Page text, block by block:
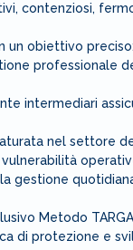
contenziosi,
un obiettivo
professionale
intermediari
nel settore
gestione
Metodo
di protezione e